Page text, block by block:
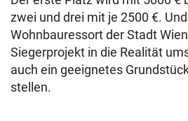
zwei und drei mit je 2500 €.
Wohnbauressort der Stadt
Siegerprojekt in die Realität
auch ein geeignetes
stellen.